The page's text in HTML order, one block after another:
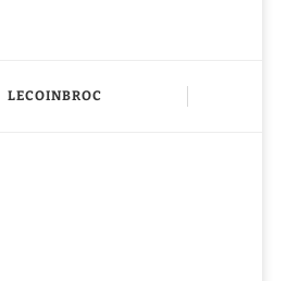
LECOINBROC